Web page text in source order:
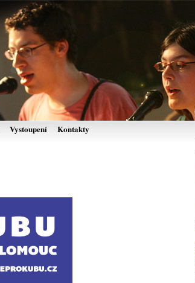
Vystoupení Kontakty